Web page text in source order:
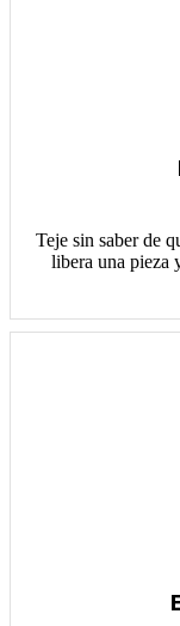
Teje sin saber de
libera una pieza